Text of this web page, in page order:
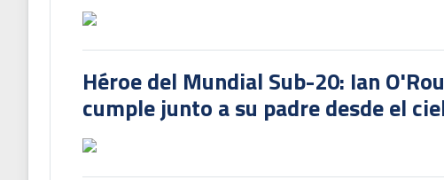
Héroe del Mundial Sub-20: Ian
cumple junto a su padre desde el